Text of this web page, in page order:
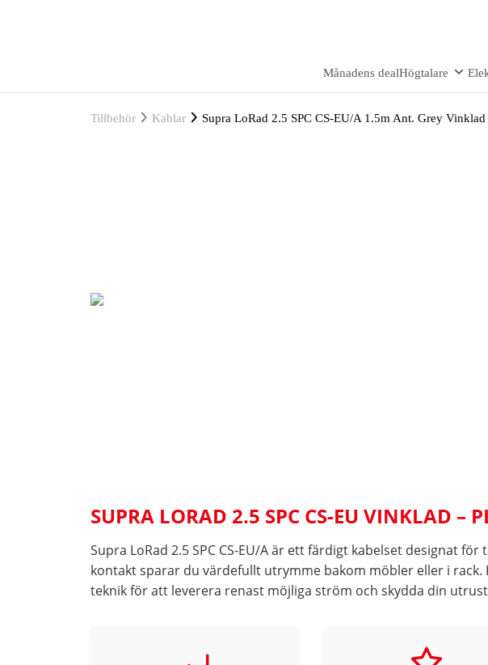
Månadens dealHögtalare
Tillbehör Kablar Supra LoRad 2.5 SPC CS-EU/A 1.5m Ant. Grey
SUPRA LORAD 2.5 SPC CS-EU VINKLAD –
Supra LoRad 2.5 SPC CS-EU/A är ett färdigt kabelset designat
kontakt sparar du värdefullt utrymme bakom möbler eller i
teknik för att leverera renast möjliga ström och skydda din